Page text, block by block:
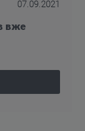
07.09.2021
вже